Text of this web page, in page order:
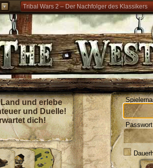
Tribal Wars 2 – Der Nachfolger des Klassikers
Forge of Empires – Mit Strategie durch die
Grepolis – Erbaue dein Reich im antiken
Griechenland
und erlebe
und Duelle!
dich!